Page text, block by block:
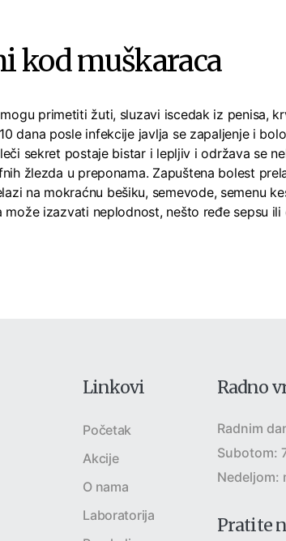
kod muškaraca
primetiti žuti, sluzavi iscedak iz penisa,
dana posle infekcije javlja se zapaljenje i
sekret postaje bistar i lepljiv i održava se
žlezda u preponama. Zapuštena bolest
na mokraćnu bešiku, semevode, semenu
može izazvati neplodnost, nešto ređe sepsu
Linkovi
Početak
Akcije
O nama
Laboratorija
Radno
Radnim
Subotom:
Nedeljom:
Pratite